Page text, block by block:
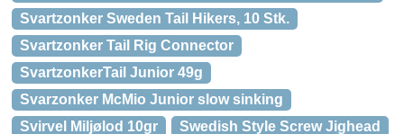
Svartzonker Sweden Tail Hikers, 10 Stk.
Svartzonker Tail Rig Connector
SvartzonkerTail Junior 49g
Svarzonker McMio Junior slow sinking
Svirvel Miljølod 10gr
Swedish Style Screw Jighead